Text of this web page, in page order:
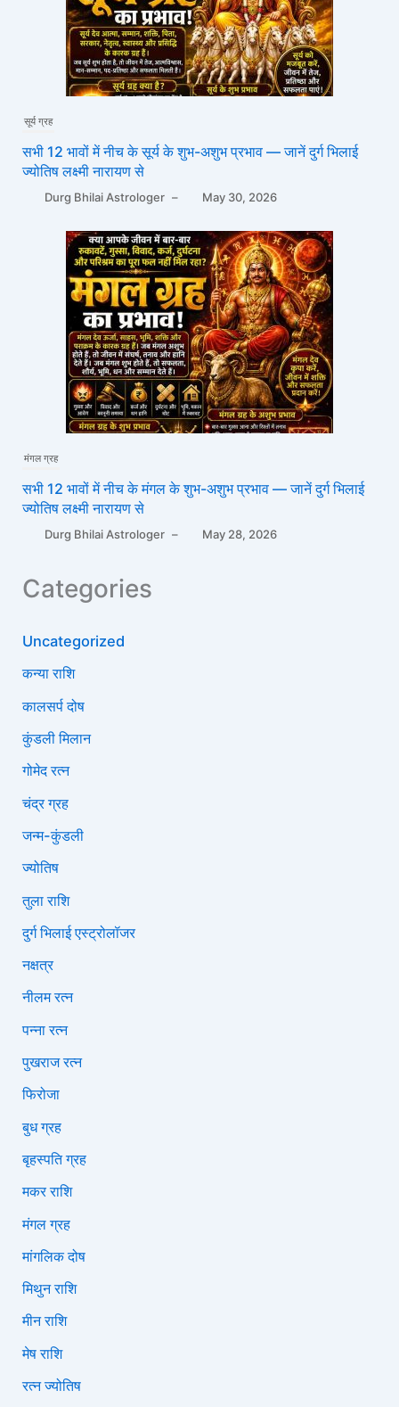
सूर्य ग्रह
सभी 12 भावों में नीच के सूर्य के शुभ-अशुभ प्रभाव — जानें दुर्ग भिलाई
ज्योतिष लक्ष्मी नारायण से
Durg Bhilai Astrologer – May 30, 2026
मंगल ग्रह
सभी 12 भावों में नीच के मंगल के शुभ-अशुभ प्रभाव — जानें दुर्ग भिलाई
ज्योतिष लक्ष्मी नारायण से
Durg Bhilai Astrologer – May 28, 2026
Categories
Uncategorized
कन्या राशि
कालसर्प दोष
कुंडली मिलान
गोमेद रत्न
चंद्र ग्रह
जन्म-कुंडली
ज्योतिष
तुला राशि
दुर्ग भिलाई एस्ट्रोलॉजर
नक्षत्र
नीलम रत्न
पन्ना रत्न
पुखराज रत्न
फिरोजा
बुध ग्रह
बृहस्पति ग्रह
मकर राशि
मंगल ग्रह
मांगलिक दोष
मिथुन राशि
मीन राशि
मेष राशि
रत्न ज्योतिष